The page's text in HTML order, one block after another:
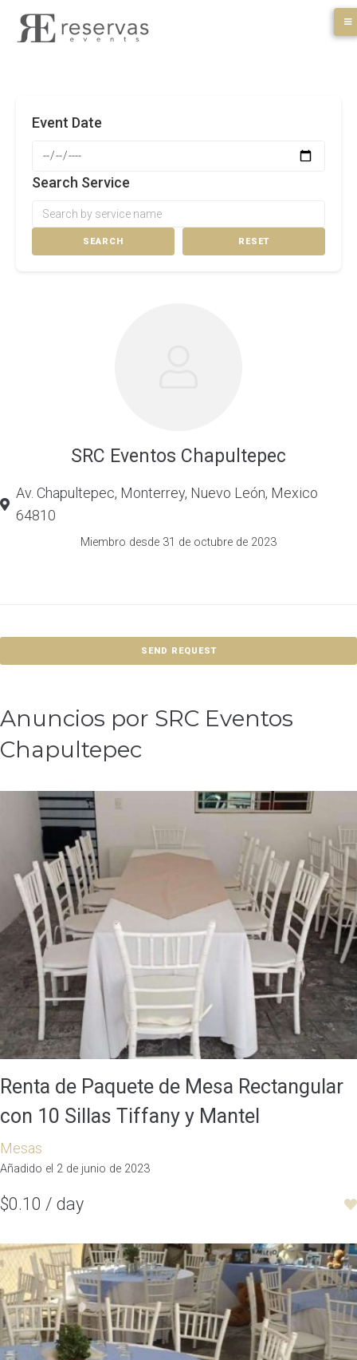
Event Date
Search Service
SEARCH RESET
SRC Eventos Chapultepec
Av. Chapultepec, Monterrey, Nuevo León, Mexico
64810
Miembro desde 31 de octubre de 2023
SEND REQUEST
Anuncios por SRC Eventos
Chapultepec
Renta de Paquete de Mesa Rectangular
con 10 Sillas Tiffany y Mantel
Mesas
Añadido el 2 de junio de 2023
$0.10 / day